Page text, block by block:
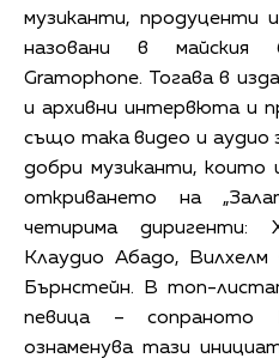
музиканти,
назовани в майския
Gramophone. Тогава в
и архивни интервюта и
също така видео и аудио
добри музиканти,
откриването на
четирима диригенти:
Клаудио Абадо,
Бърнстейн. В топ-
певица –
ознаменува тази